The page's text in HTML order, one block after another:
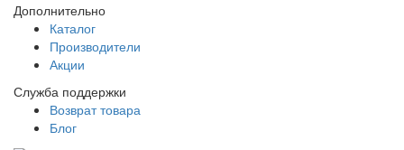
Дополнительно
Каталог
Производители
Акции
Служба поддержки
Возврат товара
Блог